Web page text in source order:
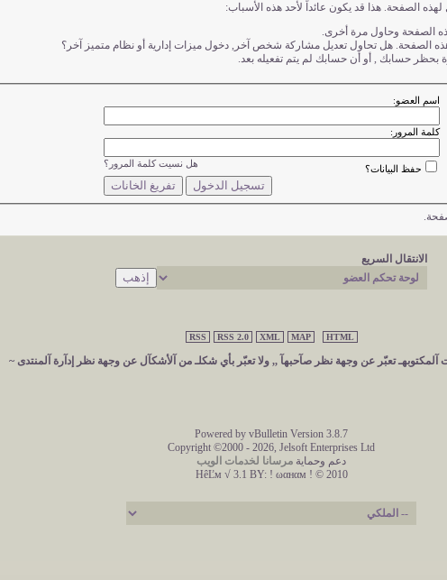
الصفحة. هذا قد يكون عائداً لأحد هذه الأسباب:
الصفحة وحاول مرة أخرى.
الصفحة. هل تحاول تعديل مشاركة شخص آخر, دخول ميزات إدارية أو نظام متميز آخر؟
بحظر حسابك , أو أن حسابك لم يتم تفعيله بعد.
اسم العضو:
كلمة المرور:
هل نسيت كلمة المرور؟ حفظ البيانات؟
الانتقال السريع
RSS RSS 2.0 XML MAP HTML
تعبّر عن وجهة نظر صآحبهآ ,, ولا تعبّر بأي شكلـ من آلأشكآل عن وجهة نظر إدآرة آلمنتدى ~
Powered by vBulletin Version 3.8.7
Copyright ©2000 - 2026, Jelsoft Enterprises Ltd
دعم وحماية مرسانا لخدمات الويب
HêĽм √ 3.1 BY:! ωαнαм ! © 2010